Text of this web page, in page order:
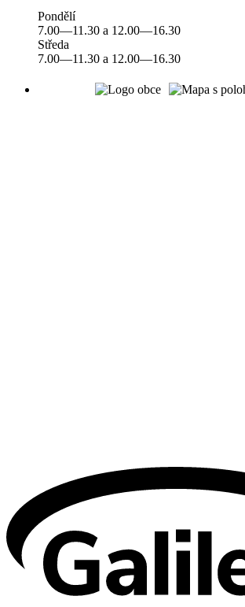
Pondělí
7.00—11.30 a 12.00—16.30
Středa
7.00—11.30 a 12.00—16.30